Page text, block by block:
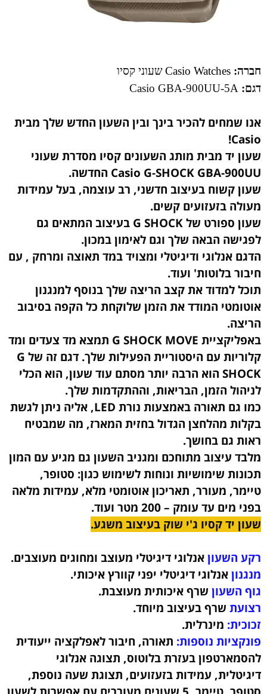
חברה:Casio Watches שעוני קסיו
דגם:
Casio GBA-900UU-5A
אנו שמחים להכיר בינך ובין השעון החדש שלך מבית
Casio!
שעון יד מבית מותג השעונים קסיו מסדרת שעוני
Casio G-SHOCK GBA-900UU החדשה.
שעון קשוח בעיצוב חדשני, רב עוצמה, בעל עמידות
מעולה בזעזועים קשים.
שעון ספורט של G SHOCK בעיצוב המתאים גם
לפגישה הבאה שלך וגם לאימון במכון.
הדגם אנלוגי ודיגיטלי ומצויד במד תאוצה ומרחק , עם
חיבור בלוטות' ועוד.
תוכל למדוד את קצב הריצה שלך בנוסף למנגנון
אוטומטי המודד את הזמן שלוקחת כל הקפה בסיבוב
הריצה.
באפליקציית G SHOCK MOVE תמצא מד צעדים ומד
קלוריות עם היסטוריית הפעילות שלך. דגם זה של G
SHOCK הוא הרבה יותר מסתם עוד שעון, הוא הכלי
לניהול הזמן, הבריאות, וההתקדמות שלך.
כמו גם תאורה באמצעות נורת LED, אליה ניתן לגשת
בקלות מהלחצן הגדול בחזית המארז, מה שמבטיח
ראות גם בחושך.
מלבד עיצוב מתוחכם ומגניב השעון גם מגיע עם המון
תכונות שימושיות ונוחות לשימוש כגון: סטופר,
טיימר, מעורר, תאריכון אוטומטי מלא, עמידות מלאה
בפני מים עד עומק – 200 מטר ועוד.
שעון יד קסיו ג'י שוק בעיצוב משגע.
רקע השעוןאנלוגי דיגיטלי מעוצב ומחוגים מעוצבים.
מנגנוןאנלוגי דיגיטלי יפני קוורץ איכותי.
גוף השעוןשרף איכותית מעוצבת.
רצועתשרף בעיצוב מיוחד.
זכוכית:מינרלית.
פונקציות נוספות: תאורה, חיבור לאפלקציה ייעודית
להסמארטפון בעזרת בלוטוס, תצוגה אנלוגי
דיגיטלית, עמידות בזעזועים, תצוגת שעה נוספת,